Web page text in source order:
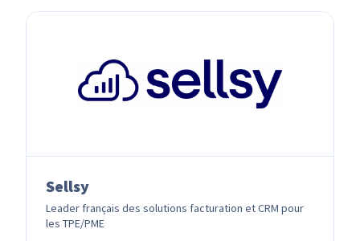
Sellsy
Leader français des solutions facturation et CRM pour
les TPE/PME